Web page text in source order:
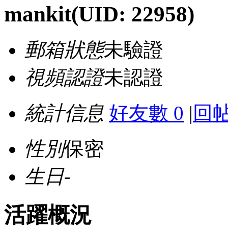
mankit(UID: 22958)
郵箱狀態未驗證
視頻認證未認證
統計信息 好友數 0 | 回
性別保密
生日-
活躍概況